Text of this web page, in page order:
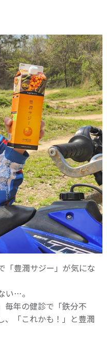
「豊潤サジー」が気にな
い…。
毎年の健診で「鉄分不
、「これかも！」と豊潤